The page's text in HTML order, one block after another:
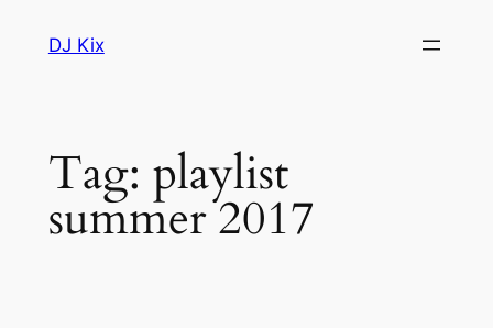
DJ Kix
Tag: playlist
summer 2017